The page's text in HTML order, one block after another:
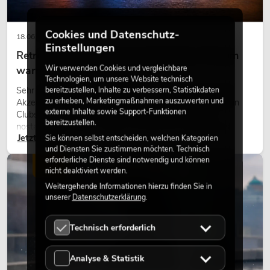
18.06.2026
Retro-Licht im modernen Lichtdesign: Warum
warmes Licht wieder wirkt
Sehr warmes Licht, sichtbare Leuchtflächen und farbige
Akzente prägen viele aktuelle Lichtdesigns auf Bühnen, in
Clubs und bei Events. Retro-Licht ist dabei kein rein
nostalgischer Effekt, sondern ein bewusst eingesetztes
Gestaltungsmittel: Es schafft Atmosphäre, gibt Szenen
Charakter und kann technische LED-Setups emotionaler
wirken lassen.
Jetzt lesen
LICHT
Cookies und Datenschutz-
Einstellungen
Wir verwenden Cookies und vergleichbare
Technologien, um unsere Website technisch
bereitzustellen, Inhalte zu verbessern, Statistikdaten
zu erheben, Marketingmaßnahmen auszuwerten und
externe Inhalte sowie Support-Funktionen
bereitzustellen.
Sie können selbst entscheiden, welchen Kategorien
und Diensten Sie zustimmen möchten. Technisch
erforderliche Dienste sind notwendig und können
nicht deaktiviert werden.
Weitergehende Informationen hierzu finden Sie in
unsererDatenschutzerklärung.
Technisch erforderlich
Analyse & Statistik